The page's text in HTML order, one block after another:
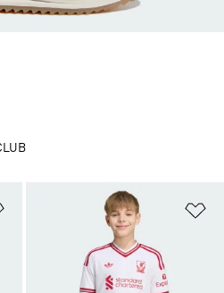
Adicionar à Lista de Desejos